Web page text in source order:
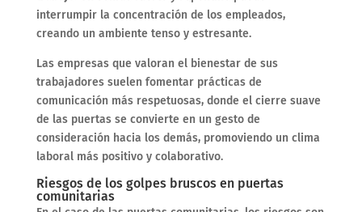
interrumpir la concentración de los empleados,
creando un ambiente tenso y estresante.
Las empresas que valoran el bienestar de sus
trabajadores suelen fomentar prácticas de
comunicación más respetuosas, donde el cierre suave
de las puertas se convierte en un gesto de
consideración hacia los demás, promoviendo un clima
laboral más positivo y colaborativo.
Riesgos de los golpes bruscos en puertas
comunitarias